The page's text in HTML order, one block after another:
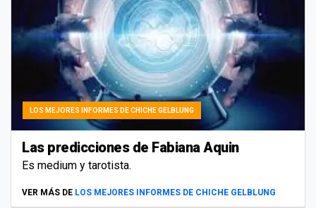
LOS MEJORES INFORMES DE CHICHE GELBLUNG
Las predicciones de Fabiana Aquin
Es medium y tarotista.
VER MÁS DE LOS MEJORES INFORMES DE CHICHE GELBLUNG